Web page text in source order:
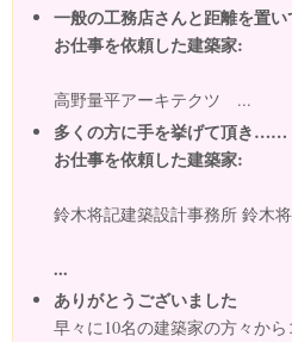
一般の工務店さんと距離を置
お仕事を依頼した建築家:
高野量平アーキテクツ ...
多くの方に手を挙げて頂き……
お仕事を依頼した建築家:
鈴木将記建築設計事務所 鈴木
...
ありがとうございました
早々に10名の建築家の方々から